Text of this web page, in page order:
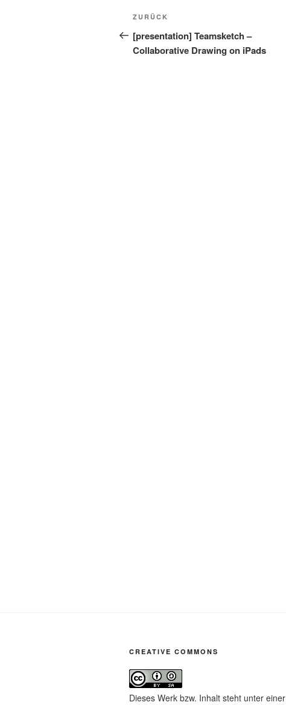
Beitragsnavigation
Vorheriger
Beitrag
ZURÜCK
[presentation] Teamsketch –
Collaborative Drawing on iPads
CREATIVE COMMONS
Dieses Werk bzw. Inhalt steht unter einer